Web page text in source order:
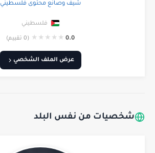
شيف وصانع محتوى فلسطيني
فلسطيني
0.0
★
★
★
★
★ (0 تقييم)
عرض الملف الشخصي
شخصيات من نفس البلد